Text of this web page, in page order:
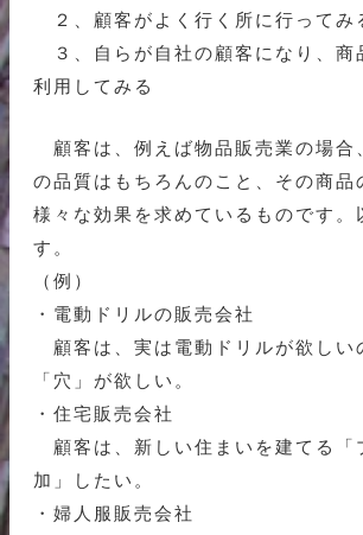
２、顧客がよく行く所に行ってみ
３、自らが自社の顧客になり、商
利用してみる
顧客は、例えば物品販売業の場合
の品質はもちろんのこと、その商品
様々な効果を求めているものです。
す。
（例）
・電動ドリルの販売会社
顧客は、実は電動ドリルが欲しい
「穴」が欲しい。
・住宅販売会社
顧客は、新しい住まいを建てる「
加」したい。
・婦人服販売会社